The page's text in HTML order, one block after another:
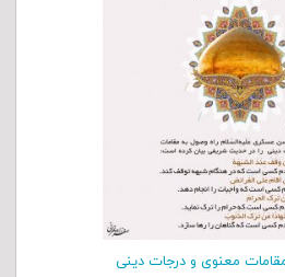
معنوی و درجات دینی